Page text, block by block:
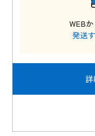
WEB
発送